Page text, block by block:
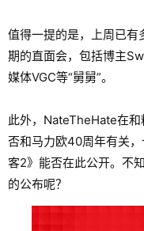
值得一提的是，上周已
期的直面会，包括博主
媒体VGC等“舅舅”。
此外，NateTheHate在
否和马力欧40周年有关
客2》能否在此公开。不
的公布呢？